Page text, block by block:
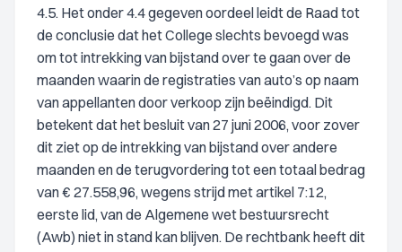
4.5. Het onder 4.4 gegeven oordeel leidt de Raad tot
de conclusie dat het College slechts bevoegd was
om tot intrekking van bijstand over te gaan over de
maanden waarin de registraties van auto’s op naam
van appellanten door verkoop zijn beëindigd. Dit
betekent dat het besluit van 27 juni 2006, voor zover
dit ziet op de intrekking van bijstand over andere
maanden en de terugvordering tot een totaal bedrag
van € 27.558,96, wegens strijd met artikel 7:12,
eerste lid, van de Algemene wet bestuursrecht
(Awb) niet in stand kan blijven. De rechtbank heeft dit